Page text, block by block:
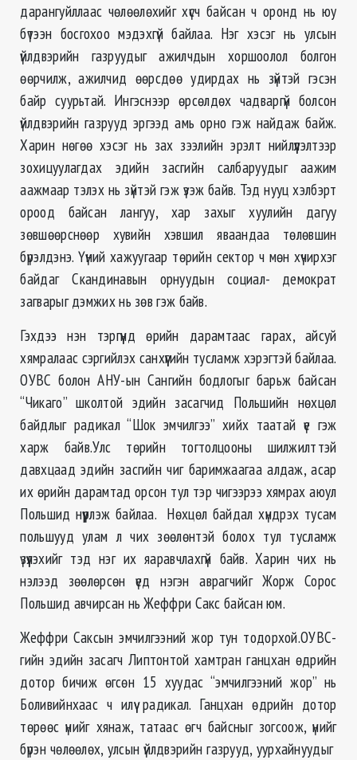
дарангуйллаас чөлөөлөхийг хүсч байсан ч оронд нь юу
бүтээн босгохоо мэдэхгүй байлаа. Нэг хэсэг нь улсын
үйлдвэрийн газруудыг ажилчдын хоршоолол болгон
өөрчилж, ажилчид өөрсдөө удирдах нь зүйтэй гэсэн
байр суурьтай. Ингэснээр өрсөлдөх чадваргүй болсон
үйлдвэрийн газрууд эргээд амь орно гэж найдаж байж.
Харин нөгөө хэсэг нь зах зээлийн эрэлт нийлүүлэлтээр
зохицуулагдах эдийн засгийн салбаруудыг аажим
аажмаар тэлэх нь зүйтэй гэж үзэж байв. Тэд нууц хэлбэрт
ороод байсан лангуу, хар захыг хуулийн дагуу
зөвшөөрснөөр хувийн хэвшил яваандаа төлөвшин
бүрэлдэнэ. Үүний хажуугаар төрийн сектор ч мөн хүчирхэг
байдаг Скандинавын орнуудын социал- демократ
загварыг дэмжих нь зөв гэж байв.
Гэхдээ нэн тэргүүнд өрийн дарамтаас гарах, айсуй
хямралаас сэргийлэх санхүүгийн тусламж хэрэгтэй байлаа.
ОУВС болон АНУ-ын Сангийн бодлогыг барьж байсан
“Чикаго” школтой эдийн засагчид Польшийн нөхцөл
байдлыг радикал “Шок эмчилгээ” хийх таатай үе гэж
харж байв.Улс төрийн тогтолцооны шилжилттэй
давхцаад эдийн засгийн чиг баримжаагаа алдаж, асар
их өрийн дарамтад орсон тул тэр чигээрээ хямрах аюул
Польшид нүүрлэж байлаа. Нөхцөл байдал хүндрэх тусам
польшууд улам л чих зөөлөнтэй болох тул тусламж
үзүүлэхийг тэд нэг их яаравчлахгүй байв. Харин чих нь
нэлээд зөөлөрсөн үед нэгэн аврагчийг Жорж Сорос
Польшид авчирсан нь Жеффри Сакс байсан юм.
Жеффри Саксын эмчилгээний жор тун тодорхой.ОУВС-
гийн эдийн засагч Липтонтой хамтран ганцхан өдрийн
дотор бичиж өгсөн 15 хуудас “эмчилгээний жор” нь
Боливийнхаас ч илүү радикал. Ганцхан өдрийн дотор
төрөөс үнийг хянаж, татаас өгч байсныг зогсоож, үнийг
бүрэн чөлөөлөх, улсын үйлдвэрийн газрууд, уурхайнуудыг